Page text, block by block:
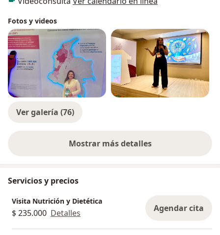
Fotos y videos
Ver galería (76)
Mostrar más detalles
sobre la experiencia
Servicios y precios
Visita Nutrición y Dietética
$ 235.000 Detalles Agendar cita